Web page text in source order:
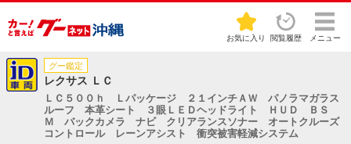
お気に入り 閲覧履歴 メニュー
グー鑑定
レクサス ＬＣ
ＬＣ５００ｈ Ｌパッケージ ２１インチＡＷ パノラマガラス
ルーフ 本革シート ３眼ＬＥＤヘッドライト ＨＵＤ ＢＳ
Ｍ バックカメラ ナビ クリアランスソナー オートクルーズ
コントロール レーンアシスト 衝突被害軽減システム